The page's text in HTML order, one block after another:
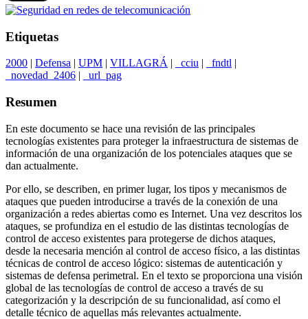
Etiquetas
2000 | Defensa | UPM | VILLAGRÁ | _cciu | _fndtl |
_novedad_2406 | _url_pag
Resumen
En este documento se hace una revisión de las principales
tecnologías existentes para proteger la infraestructura de sistemas de
información de una organización de los potenciales ataques que se
dan actualmente.
Por ello, se describen, en primer lugar, los tipos y mecanismos de
ataques que pueden introducirse a través de la conexión de una
organización a redes abiertas como es Internet. Una vez descritos los
ataques, se profundiza en el estudio de las distintas tecnologías de
control de acceso existentes para protegerse de dichos ataques,
desde la necesaria mención al control de acceso físico, a las distintas
técnicas de control de acceso lógico: sistemas de autenticación y
sistemas de defensa perimetral. En el texto se proporciona una visión
global de las tecnologías de control de acceso a través de su
categorización y la descripción de su funcionalidad, así como el
detalle técnico de aquellas más relevantes actualmente.